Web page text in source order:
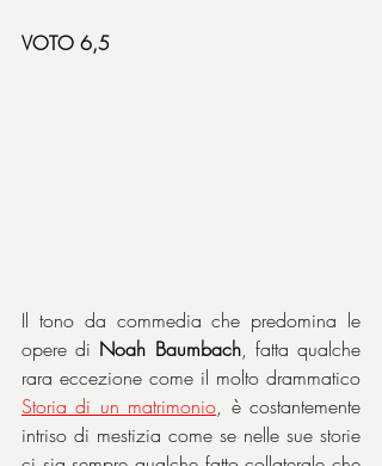
VOTO 6,5
Il tono da commedia che predomina le
opere di Noah Baumbach, fatta qualche
Storia di un matrimonio, è costantemente
intriso di mestizia come se nelle sue storie